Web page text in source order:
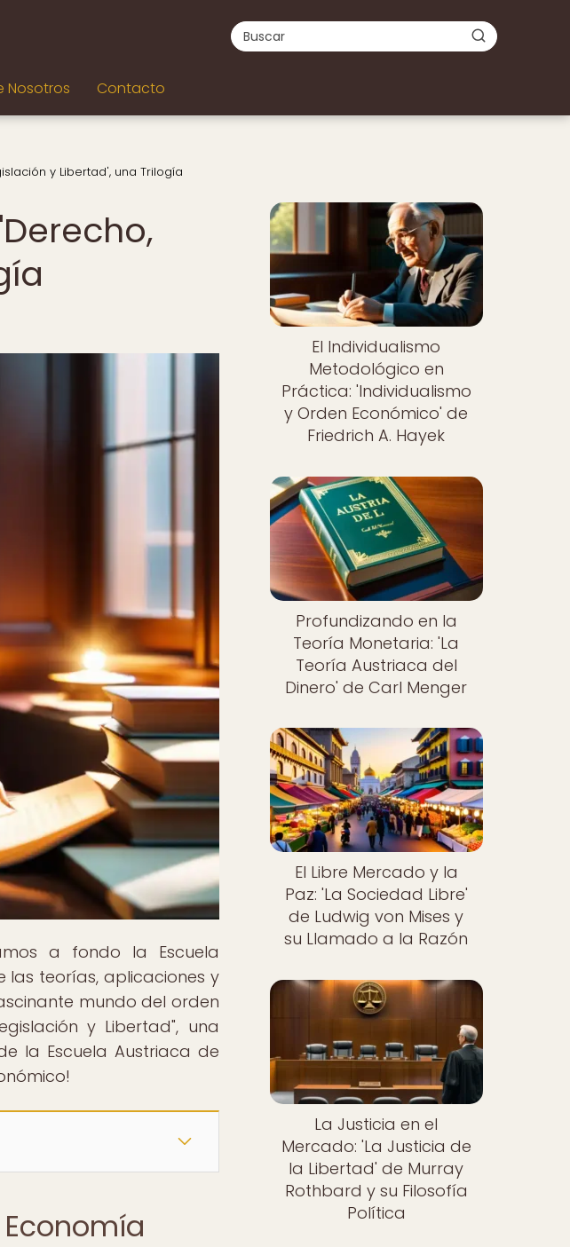
Nosotros Contacto
y Libertad', una Trilogía
a fondo la Escuela
las teorías, aplicaciones y
mundo del orden
y Libertad", una
la Escuela Austriaca de
Nuevo
El Individualismo
Metodológico en
Práctica: 'Individualismo
y Orden Económico' de
Friedrich A. Hayek
Profundizando en la
Teoría Monetaria: 'La
Teoría Austriaca del
Dinero' de Carl Menger
El Libre Mercado y la
Paz: 'La Sociedad Libre'
de Ludwig von Mises y
su Llamado a la Razón
La Justicia en el
Mercado: 'La Justicia de
la Libertad' de Murray
Rothbard y su Filosofía
Política